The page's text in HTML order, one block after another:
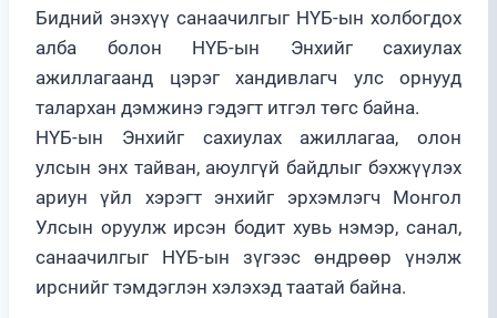
Бидний энэхүү санаачилгыг НҮБ-ын холбогдох
алба болон НҮБ-ын Энхийг сахиулах
ажиллагаанд цэрэг хандивлагч улс орнууд
талархан дэмжинэ гэдэгт итгэл төгс байна.
НҮБ-ын Энхийг сахиулах ажиллагаа, олон
улсын энх тайван, аюулгүй байдлыг бэхжүүлэх
ариун үйл хэрэгт энхийг эрхэмлэгч Монгол
Улсын оруулж ирсэн бодит хувь нэмэр, санал,
санаачилгыг НҮБ-ын зүгээс өндрөөр үнэлж
ирснийг тэмдэглэн хэлэхэд таатай байна.